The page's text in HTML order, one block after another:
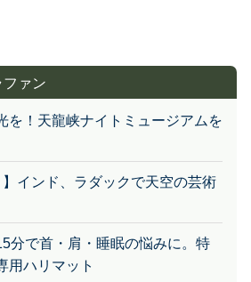
ァン
を！天龍峡ナイトミュージアムを
】インド、ラダックで天空の芸術
分で首・肩・睡眠の悩みに。特
用ハリマット